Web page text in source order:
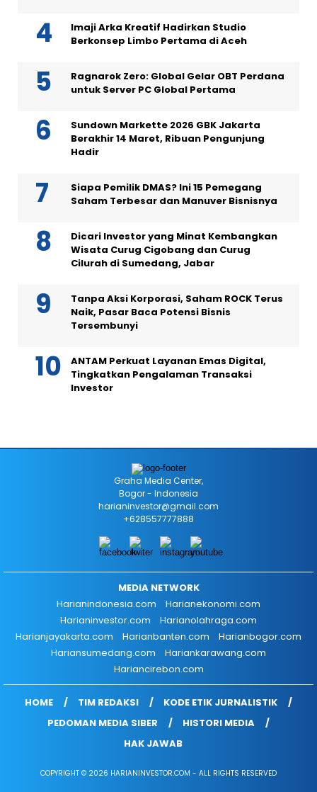
Imaji Arka Kreatif Hadirkan Studio
Berkonsep Limbo Pertama di Aceh
Ragnarok Zero: Global Gelar OBT Perdana
untuk Server PC Global Pertama
Sundown Markette 2026 GBK Jakarta
Berakhir 14 Maret, Ribuan Pengunjung
Hadir
Siapa Pemilik DMAS? Ini 15 Pemegang
Saham Terbesar dan Manuver Bisnisnya
Dicari Investor yang Minat Kembangkan
Wisata Curug Cigobang dan Curug
Cilurah di Sumedang, Jabar
Tanpa Aksi Korporasi, Saham ROCK Terus
Naik, Pasar Baca Potensi Bisnis
Tersembunyi
ANTAM Perkuat Layanan Emas Digital,
Tingkatkan Pengalaman Transaksi
Investor
Graha Media Center,
Bogor - Indonesia
harianinvestor@gmail.com
+628557777888
MEDIA NETWORK
Harianindonesia.com
Harianekonomi.com
Harianinvestor.com
Harianolahraga.com
Harianjayakarta.com
Harianbanten.com
Harianbogor.com
Hariansumedang.com
Hariankarawang.com
Hariancirebon.com
HOME TIM REDAKSI
KODE ETIK JURNALISTIK
PEDOMAN MEDIA SIBER
HISTORI MEDIA
HAK JAWAB
COPYRIGHT © 2026 HARIANINVESTOR.COM - ALL RIGHTS RESERVED